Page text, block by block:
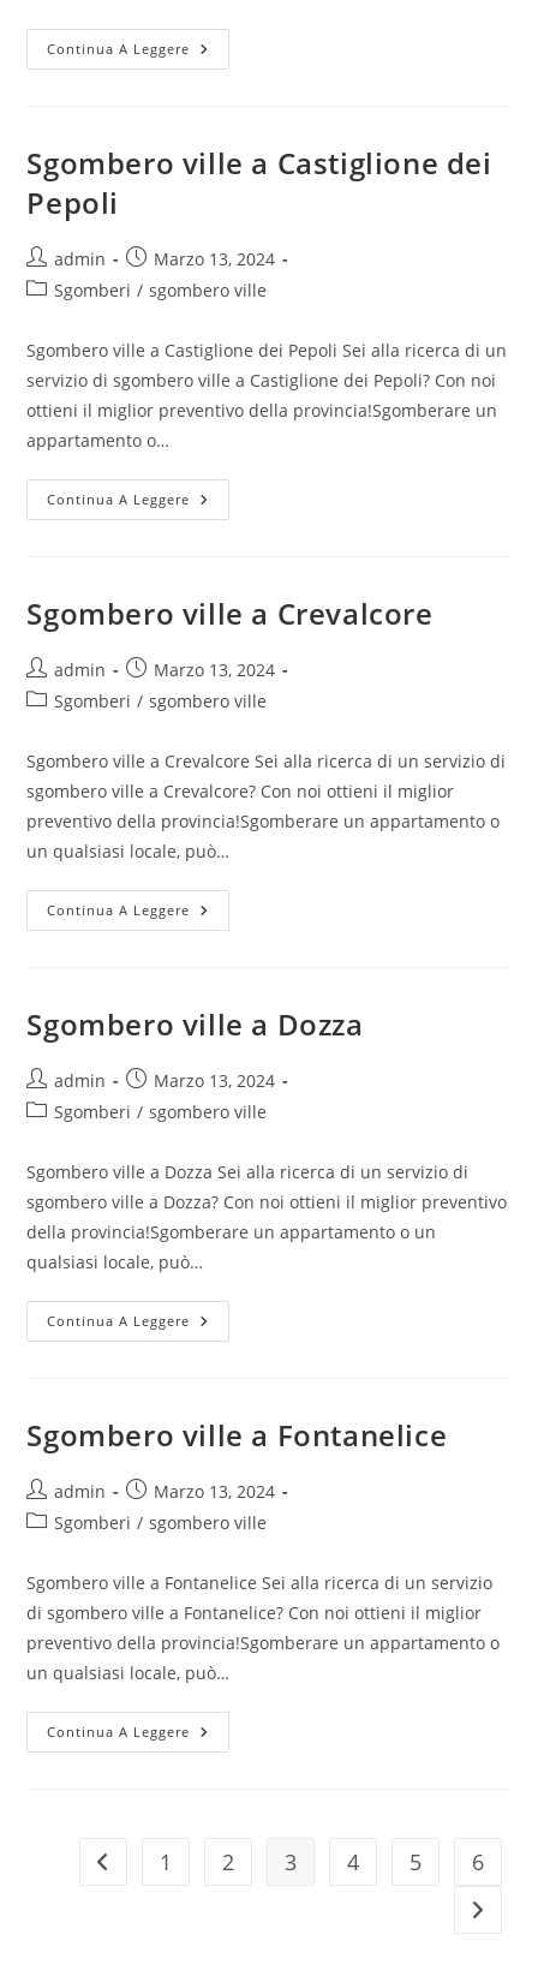
Continua A Leggere
Sgombero ville a Castiglione dei
Pepoli
admin
Marzo 13, 2024
Sgomberi / sgombero ville
Sgombero ville a Castiglione dei Pepoli Sei alla ricerca di un
servizio di sgombero ville a Castiglione dei Pepoli? Con noi
ottieni il miglior preventivo della provincia!Sgomberare un
appartamento o…
Continua A Leggere
Sgombero ville a Crevalcore
admin
Marzo 13, 2024
Sgomberi / sgombero ville
Sgombero ville a Crevalcore Sei alla ricerca di un servizio di
sgombero ville a Crevalcore? Con noi ottieni il miglior
preventivo della provincia!Sgomberare un appartamento o
un qualsiasi locale, può…
Continua A Leggere
Sgombero ville a Dozza
admin
Marzo 13, 2024
Sgomberi / sgombero ville
Sgombero ville a Dozza Sei alla ricerca di un servizio di
sgombero ville a Dozza? Con noi ottieni il miglior preventivo
della provincia!Sgomberare un appartamento o un
qualsiasi locale, può…
Continua A Leggere
Sgombero ville a Fontanelice
admin
Marzo 13, 2024
Sgomberi / sgombero ville
Sgombero ville a Fontanelice Sei alla ricerca di un servizio
di sgombero ville a Fontanelice? Con noi ottieni il miglior
preventivo della provincia!Sgomberare un appartamento o
un qualsiasi locale, può…
Continua A Leggere
1 2 3 4 5 6